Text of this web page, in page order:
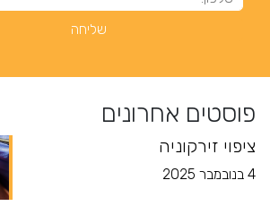
פוסטים אחרונים
ציפוי זירקוניה
4 בנובמבר 2025